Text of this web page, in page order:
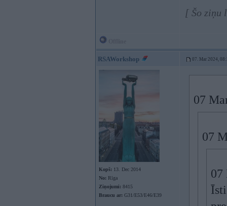
[ Šo ziņu
RSAWorkshop 07. Mar 2024,
Kopš: 13. Dec 2014
No: Rīga
Ziņojumi: 8415
Braucu ar: G31/E53/E46/E39
07
07
07